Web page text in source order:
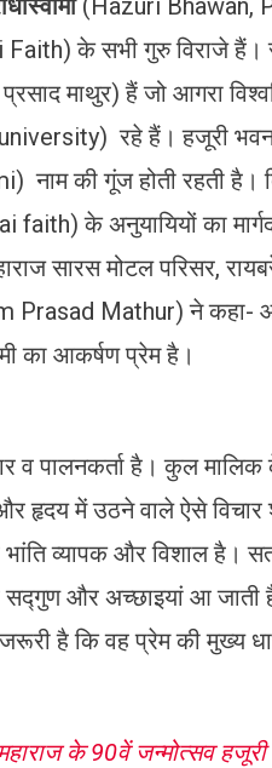
(Hazuri Bhawan,
के सभी गुरु विराजे हैं।
माथुर) हैं जो आगरा
रहे हैं। हजूरी
नाम की गूंज होती रहती है।
faith) के अनुयायियों का
सारस मोटल परिसर,
Prasad Mathur) ने कहा-
का आकर्षण प्रेम है।
व पालनकर्ता है। कुल
में उठने वाले ऐसे विचार
व्यापक और विशाल है।
सद्गुण और अच्छाइयां आ
है कि वह प्रेम की मुख्य
महाराज के 90वें जन्मोत्सव